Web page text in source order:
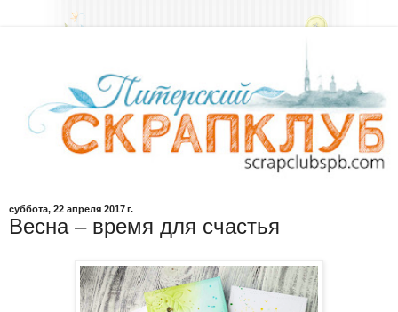
суббота, 22 апреля 2017 г.
Весна – время для счастья